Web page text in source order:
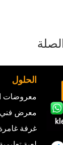
الحلول
معروضات
معرض فني
غرفة